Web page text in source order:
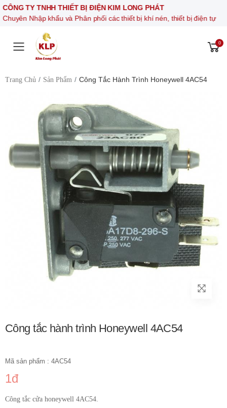
CÔNG TY TNHH THIẾT BỊ ĐIỆN KIM LONG PHÁT
Chuyên Nhập khẩu và Phân phối các thiết bị khí nén, thiết bị điện tự
Toggle mobile menu
0
Trang Chủ Sản Phẩm Công Tắc Hành Trình Honeywell 4AC54
Công tắc hành trình Honeywell 4AC54
Mã sản phẩm : 4AC54
1đ
Công tắc cửa honeywell 4AC54.